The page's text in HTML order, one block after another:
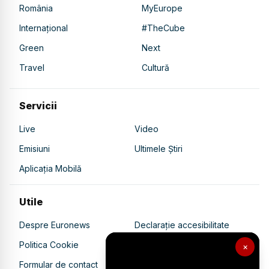
×
România
MyEurope
Internațional
#TheCube
Green
Next
Travel
Cultură
Servicii
Live
Video
Emisiuni
Ultimele Știri
Aplicația Mobilă
Utile
Despre Euronews
Declarație accesibilitate
Politica Cookie
Politica de confidențialitate
Formular de contact